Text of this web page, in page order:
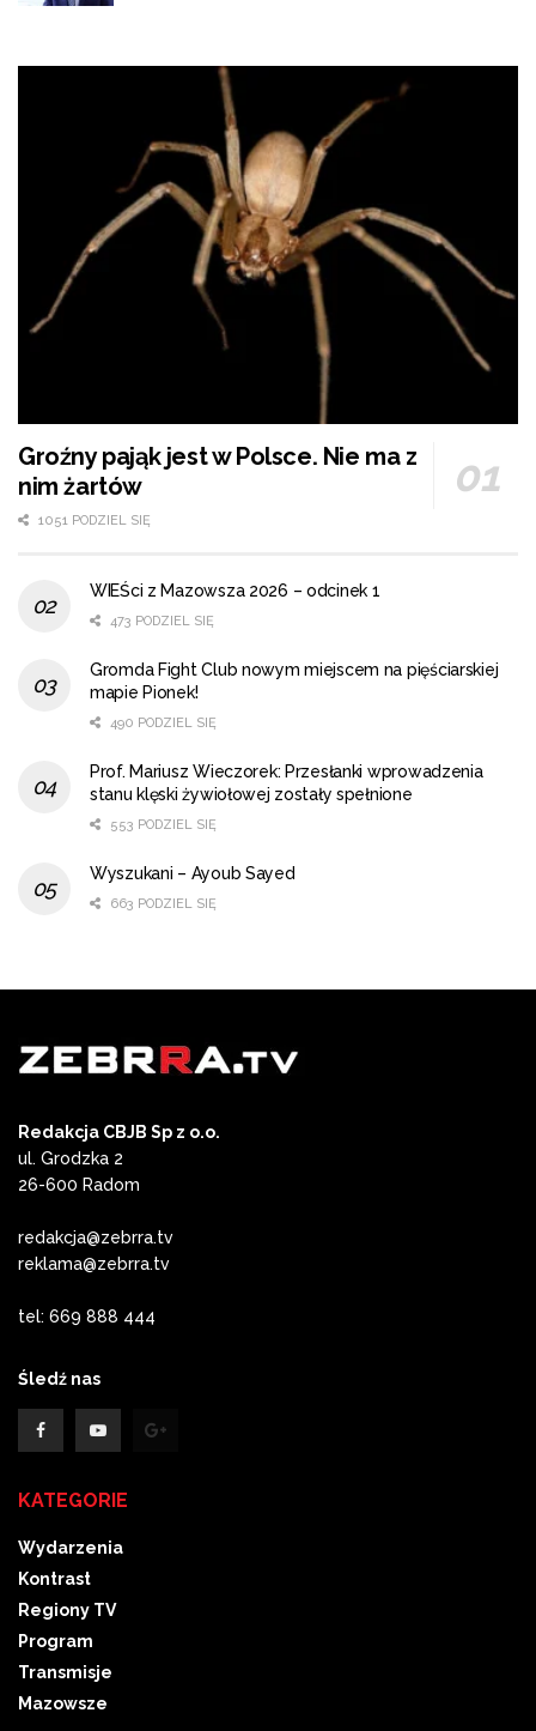
Groźny pająk jest w Polsce. Nie ma z
nim żartów
1051 PODZIEL SIĘ
WIEŚci z Mazowsza 2026 – odcinek 1
473 PODZIEL SIĘ
Gromda Fight Club nowym miejscem na pięściarskiej
mapie Pionek!
490 PODZIEL SIĘ
Prof. Mariusz Wieczorek: Przesłanki wprowadzenia
stanu klęski żywiołowej zostały spełnione
553 PODZIEL SIĘ
Wyszukani – Ayoub Sayed
663 PODZIEL SIĘ
Redakcja CBJB Sp z o.o.
ul. Grodzka 2
26-600 Radom
redakcja@zebrra.tv
reklama@zebrra.tv
tel: 669 888 444
Śledź nas
KATEGORIE
Wydarzenia
Kontrast
Regiony TV
Program
Transmisje
Mazowsze